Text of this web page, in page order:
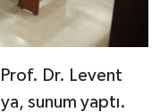
Prof. Dr. Levent
sunum yaptı.